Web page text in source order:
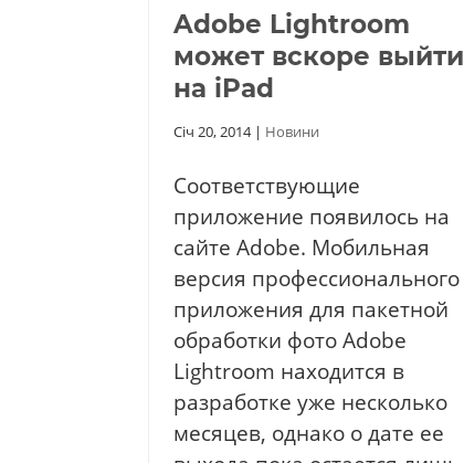
Adobe Lightroom
может вскоре выйти
на iPad
Січ 20, 2014| Новини
Соответствующие
приложение появилось на
сайте Adobe. Мобильная
версия профессионального
приложения для пакетной
обработки фото Adobe
Lightroom находится в
разработке уже несколько
месяцев, однако о дате ее